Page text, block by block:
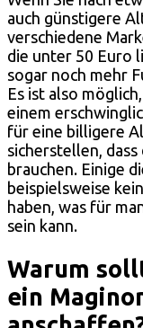
auch günstigere
verschiedene
die unter 50 Euro
sogar noch mehr
Es ist also
einem
für eine billigere
sicherstellen, dass
brauchen. Einige
beispielsweise
haben, was für
sein kann.
Warum
ein